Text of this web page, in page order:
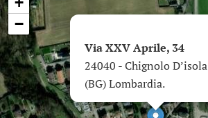
Via XXV Aprile, 34
24040 - Chignolo D’isola
(BG) Lombardia.
−